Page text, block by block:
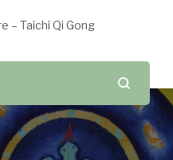
– Taichi Qi Gong